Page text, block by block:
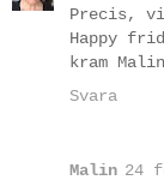
Precis,
Happy
kram Malin
Svara
Malin 24